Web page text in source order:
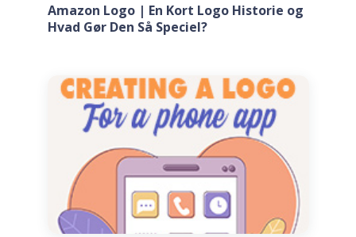
Amazon Logo | En Kort Logo Historie og
Hvad Gør Den Så Speciel?